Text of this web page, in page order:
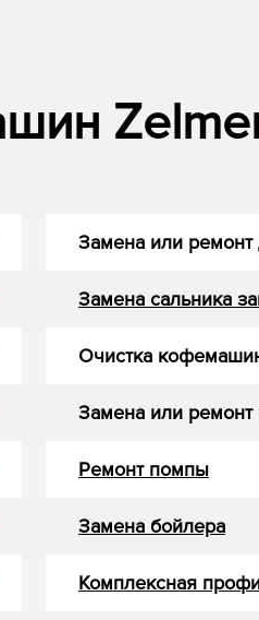
Замена или ремонт
Замена сальника
Очистка
Замена или ремонт
Ремонт помпы
Замена бойлера
Комплексная